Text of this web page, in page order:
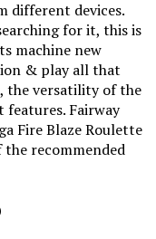
different devices.
for it, this is
machine new
& play all that
the versatility of the
Fairway
Fire Blaze Roulette
recommended